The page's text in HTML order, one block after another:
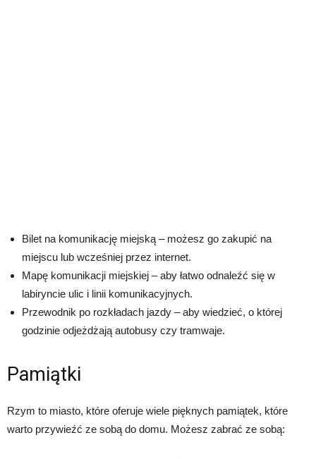
Bilet na komunikację miejską – możesz go zakupić na
miejscu lub wcześniej przez internet.
Mapę komunikacji miejskiej – aby łatwo odnaleźć się w
labiryncie ulic i linii komunikacyjnych.
Przewodnik po rozkładach jazdy – aby wiedzieć, o której
godzinie odjeżdżają autobusy czy tramwaje.
Pamiątki
Rzym to miasto, które oferuje wiele pięknych pamiątek, które
warto przywieźć ze sobą do domu. Możesz zabrać ze sobą: